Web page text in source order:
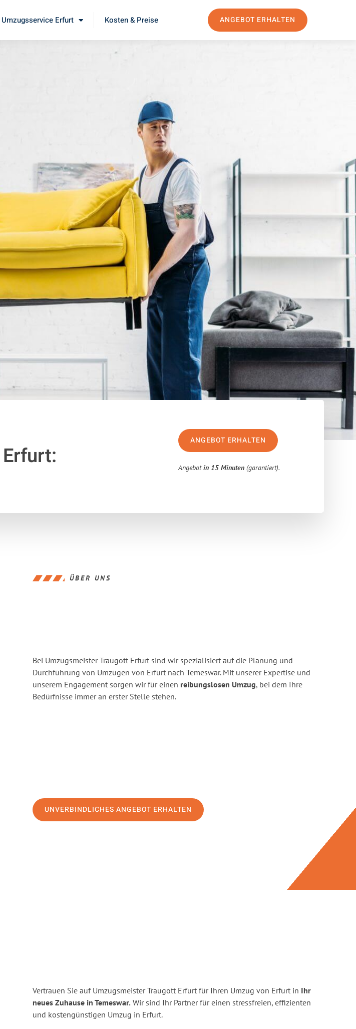
Umzugsservice Erfurt Kosten & Preise ANGEBOT ERHALTEN
ANGEBOT ERHALTEN
Angebotin 15 Minuten (garantiert).
ÜBER UNS
Bei Umzugsmeister Traugott Erfurt sind wir spezialisiert auf die Planung und
Durchführung von Umzügen von Erfurt nach Temeswar. Mit unserer Expertise und
unserem Engagement sorgen wir für einen reibungslosen Umzug, bei dem Ihre
Bedürfnisse immer an erster Stelle stehen.
UNVERBINDLICHES ANGEBOT ERHALTEN
Vertrauen Sie auf Umzugsmeister Traugott Erfurt für Ihren Umzug von Erfurt in Ihr
neues Zuhause in Temeswar. Wir sind Ihr Partner für einen stressfreien, effizienten
und kostengünstigen Umzug in Erfurt.